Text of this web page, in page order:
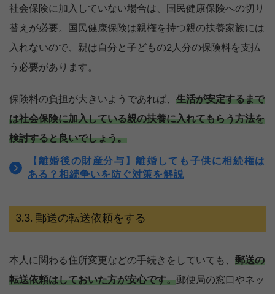
社会保険に加入していない場合は、国民健康保険への切り
替えが必要。国民健康保険は親権を持つ親の扶養家族には
入れないので、親は自分と子どもの2人分の保険料を支払
う必要があります。
保険料の負担が大きいようであれば、 生活が安定するまで
は社会保険に加入している親の扶養に入れてもらう方法を
検討すると良いでしょう。
【離婚後の財産分与】離婚しても子供に相続権は
ある？相続争いを防ぐ対策を解説
郵送の転送依頼をする
本人に関わる住所変更などの手続きをしていても、 郵送の
転送依頼はしておいた方が安心です。郵便局の窓口やネッ